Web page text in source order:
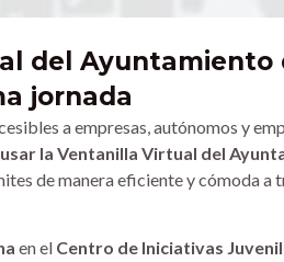
del Ayuntamiento
jornada
a empresas, autónomos y
la Ventanilla Virtual del
de manera eficiente y cómoda a
en el Centro de Iniciativas